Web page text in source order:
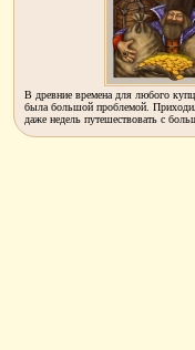
В древние времена для любого
была большой проблемой.
даже недель путешествовать с